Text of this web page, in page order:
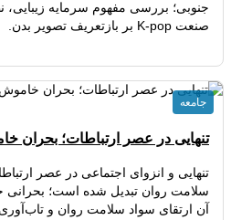
جنوبی؛ بررسی مفهوم سرمایه زیبایی،
صنعت K-pop بر بازتعریف تصویر بدن.
تنهایی در عصر ارتباطات؛ بحران
تنهایی و انزوای اجتماعی در عصر
سلامت روان تبدیل شده است؛ بحرانی
آن ارتقای سواد سلامت روان و
جامعه